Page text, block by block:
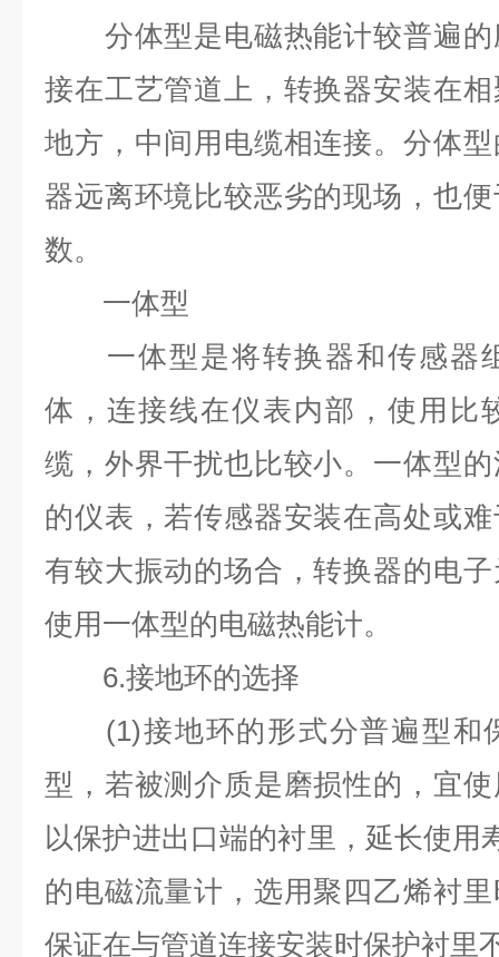
分体型是电磁热能计较普遍的
接在工艺管道上，转换器安装在
地方，中间用电缆相连接。分体
器远离环境比较恶劣的现场，也
数。
一体型
一体型是将转换器和传感器
体，连接线在仪表内部，使用比
缆，外界干扰也比较小。一体型
的仪表，若传感器安装在高处或
有较大振动的场合，转换器的电
使用一体型的电磁热能计。
6.接地环的选择
(1)接地环的形式分普遍型和
型，若被测介质是磨损性的，宜
以保护进出口端的衬里，延长使用
的电磁流量计，选用聚四乙烯衬
保证在与管道连接安装时保护衬里